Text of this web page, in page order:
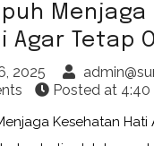
Agar Tetap
2025
Posted at 4:40
Kesehatan Hati